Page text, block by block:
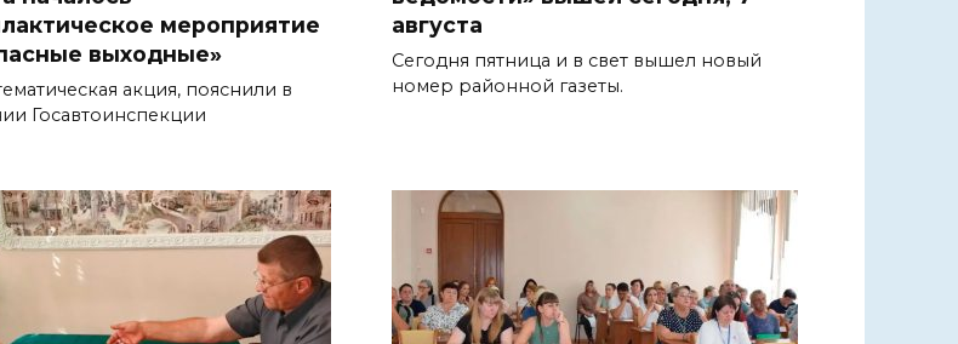
мероприятие
выходные»
акция, пояснили в
Госавтоинспекции
августа
Сегодня пятница и в свет вышел новый
номер районной газеты.